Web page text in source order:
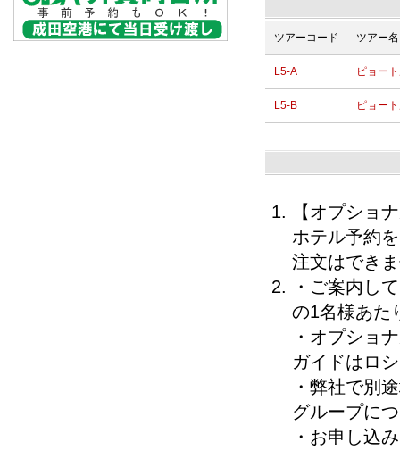
ツアーコード ツアー名
L5-A ピョー
L5-B ピョー
【オプショ
ホテル予約
注文はでき
・ご案内し
の1名様あた
・オプショ
ガイドはロ
・弊社で別
グループに
・お申し込